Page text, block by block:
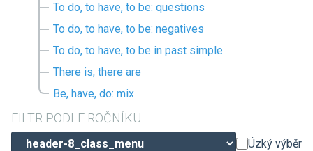
To do, to have, to be: questions
To do, to have, to be: negatives
To do, to have, to be in past simple
There is, there are
Be, have, do: mix
FILTR PODLE ROČNÍKU
Úzký výběr